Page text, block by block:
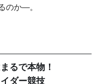
のか―。
るで本物！
ダー競技